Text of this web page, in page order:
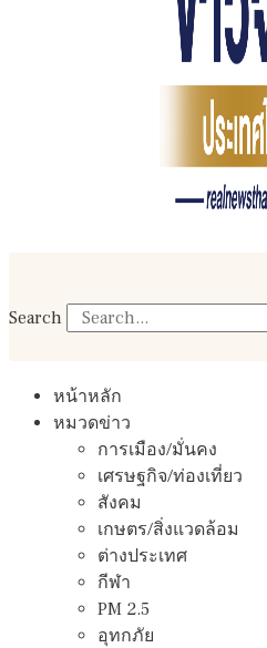
Search
หน้าหลัก
หมวดข่าว
การเมือง/มั่นคง
เศรษฐกิจ/ท่องเที่ยว
สังคม
เกษตร/สิ่งแวดล้อม
ต่างประเทศ
กีฬา
PM 2.5
อุทกภัย